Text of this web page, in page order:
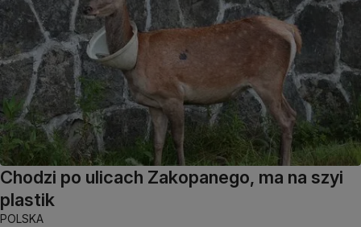
Chodzi po ulicach Zakopanego, ma na szyi
plastik
POLSKA